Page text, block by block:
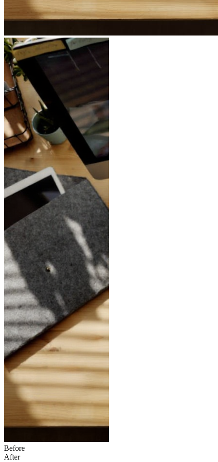
Before
After